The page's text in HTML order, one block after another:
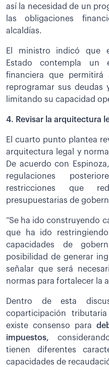
así la necesidad de un
las obligaciones
alcaldías.
El ministro indicó que
Estado contempla un
financiera que permitirá
reprogramar sus deudas
limitando su capacidad
4. Revisar la arquitectura
El cuarto punto plantea
arquitectura legal y
De acuerdo con
regulaciones
restricciones que
presupuestarias de
“Se ha ido construyendo
que ha ido
capacidades de
posibilidad de generar
señalar que será
normas para fortalecer la
Dentro de esta
coparticipación
existe consenso para
impuestos,
tienen diferentes
capacidades de